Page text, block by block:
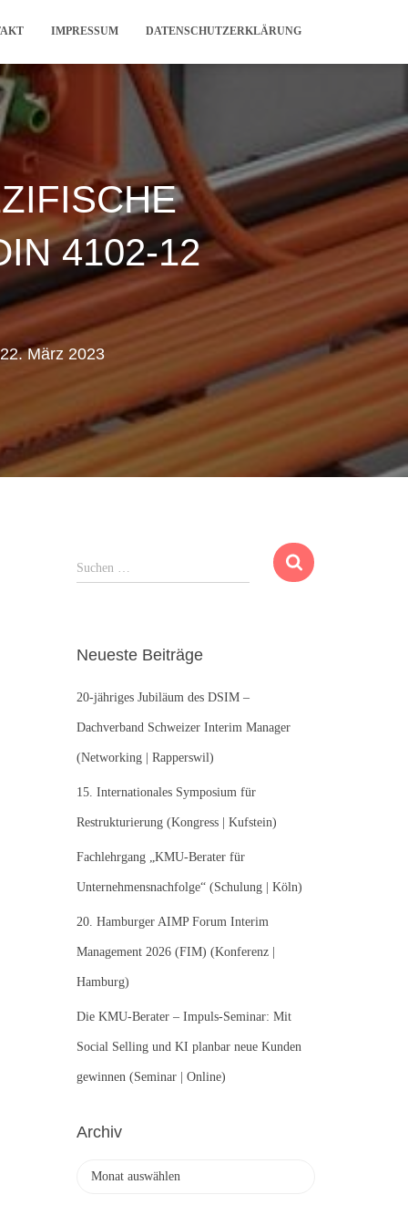
IMPRESSUM DATENSCHUTZERKLÄRUNG
4102-12
22. März 2023
u
n
a
c
:
Suchen …
Neueste Beiträge
20-jähriges Jubiläum des DSIM –
Dachverband Schweizer Interim Manager
(Networking | Rapperswil)
15. Internationales Symposium für
Restrukturierung (Kongress | Kufstein)
Fachlehrgang „KMU-Berater für
Unternehmensnachfolge“ (Schulung | Köln)
20. Hamburger AIMP Forum Interim
Management 2026 (FIM) (Konferenz |
Hamburg)
Die KMU-Berater – Impuls-Seminar: Mit
Social Selling und KI planbar neue Kunden
gewinnen (Seminar | Online)
Archiv